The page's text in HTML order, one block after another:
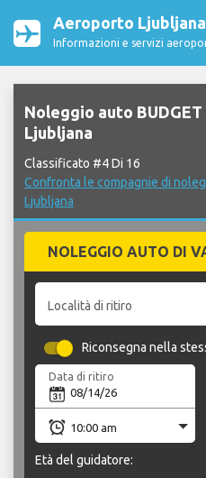
Aeroporto Ljubljana
Informazioni e servizi
Noleggio auto
Ljubljana
Classificato #4 Di 16
Confronta le compagnie di
Ljubljana
NOLEGGIO AUTO DI
Località di ritiro
Riconsegna nella
Data di ritiro
Età del guidatore: